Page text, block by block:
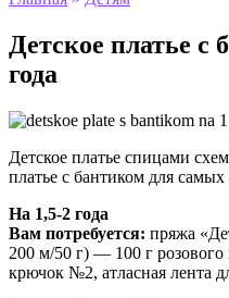
Детское платье с
года
Детское платье спицами
платье с бантиком для
На 1,5-2 года
Вам потребуется: пряжа
200 м/50 г) — 100 г
крючок №2, атласная лента